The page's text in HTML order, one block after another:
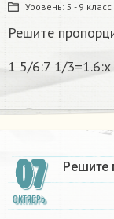
Уровень: 5 - 9 класс
Решите
1 5/6:7 1/3=1.6:х
07
ОКТЯБРЬ
Решите